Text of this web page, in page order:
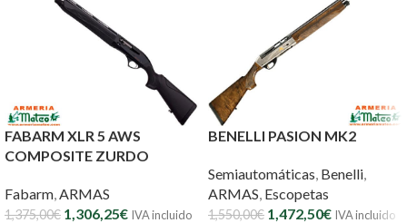
FABARM XLR 5 AWS
COMPOSITE ZURDO
Fabarm ARMAS
1,375,00€ 1,306,25€ IVA incluido
BENELLI PASION MK2
Semiautomáticas Benelli
ARMAS Escopetas
1,550,00€ 1,472,50€ IVA incluido